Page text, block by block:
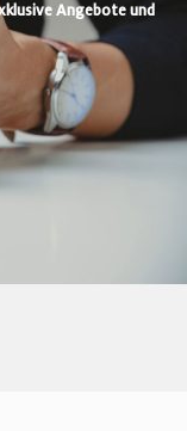
Angebote und